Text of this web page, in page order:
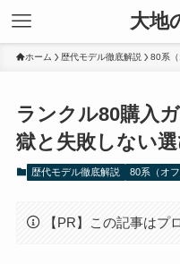
大地
ホーム 歴代モデル徹底解説 80系（
ランクル80購入
獄と失敗しない
歴代モデル徹底解説 80系（オ
【PR】この記事はプ